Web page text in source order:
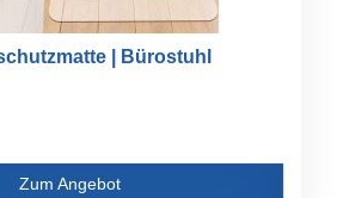
| Bürostuhl
Zum Angebot